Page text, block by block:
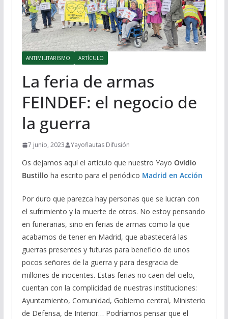
ANTIMILITARISMO ARTÍCULO
La feria de armas
FEINDEF: el negocio de
la guerra
7 junio, 2023 Yayoflautas Difusión
Os dejamos aquí el artículo que nuestro Yayo Ovidio
Bustillo ha escrito para el periódico Madrid en Acción
Por duro que parezca hay personas que se lucran con
el sufrimiento y la muerte de otros. No estoy pensando
en funerarias, sino en ferias de armas como la que
acabamos de tener en Madrid, que abastecerá las
guerras presentes y futuras para beneficio de unos
pocos señores de la guerra y para desgracia de
millones de inocentes. Estas ferias no caen del cielo,
cuentan con la complicidad de nuestras instituciones:
Ayuntamiento, Comunidad, Gobierno central, Ministerio
de Defensa, de Interior… Podríamos pensar que el